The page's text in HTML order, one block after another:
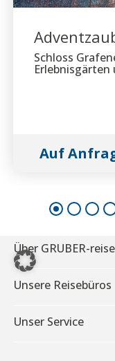
Schloss
Auf
Über GRUBER-
Unsere Reisebüros
Unser Service